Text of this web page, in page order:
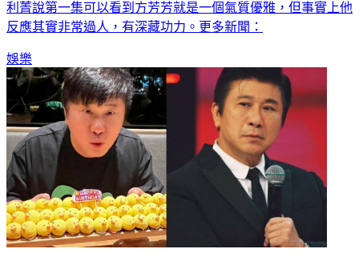
方竟然不識兩位天后，讓利菁忍不住說：「你視力不好嗎？」
利菁說第一集可以看到方芳芳就是一個氣質優雅，但事實上他
娛樂